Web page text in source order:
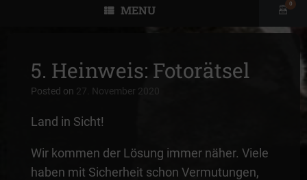
MENU
View
cart
0
5. Heinweis: Fotorätsel
Posted on 27. November 2020
Land in Sicht!
Wir kommen der Lösung immer näher. Viele
haben mit Sicherheit schon Vermutungen,